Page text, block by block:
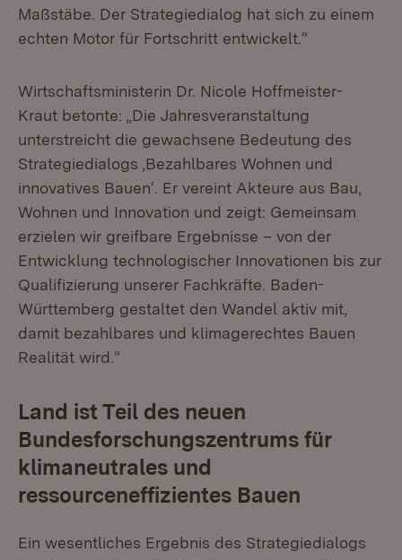
Maßstäbe. Der Strategiedialog hat sich zu einem
echten Motor für Fortschritt entwickelt.“
Wirtschaftsministerin Dr. Nicole Hoffmeister-
Kraut betonte: „Die Jahresveranstaltung
unterstreicht die gewachsene Bedeutung des
Strategiedialogs ‚Bezahlbares Wohnen und
innovatives Bauen‘. Er vereint Akteure aus Bau,
Wohnen und Innovation und zeigt: Gemeinsam
erzielen wir greifbare Ergebnisse – von der
Entwicklung technologischer Innovationen bis zur
Qualifizierung unserer Fachkräfte. Baden-
Württemberg gestaltet den Wandel aktiv mit,
damit bezahlbares und klimagerechtes Bauen
Realität wird.“
Land ist Teil des neuen
Bundesforschungszentrums für
klimaneutrales und
ressourceneffizientes Bauen
Ein wesentliches Ergebnis des Strategiedialogs